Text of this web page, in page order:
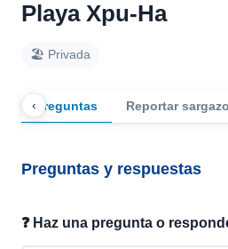
Playa Xpu-Ha
🏖️ Privada
‹ Preguntas Reportar sargazo
Preguntas y respuestas
❓ Haz una pregunta o